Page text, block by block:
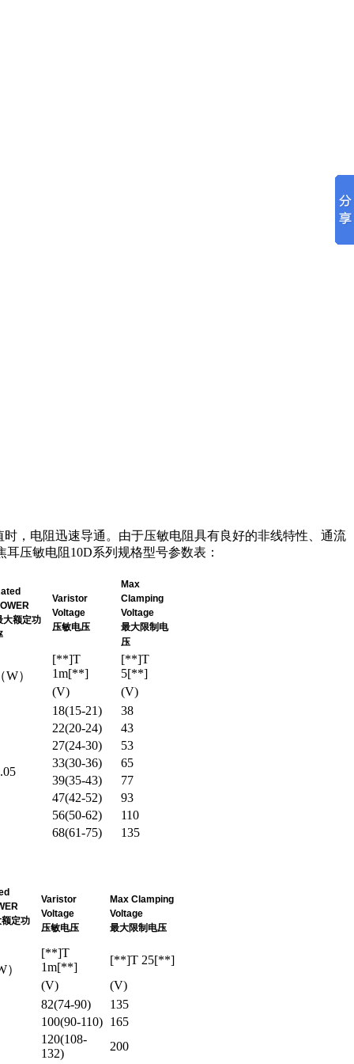
，电阻迅速导通。由于压敏电阻具有良好的非线特性、通流
压敏电阻10D系列规格型号参数表：
大额定功
Varistor
Voltage
压敏电压
Max
Clamping
Voltage
最大限制电
压
W）
[**]T
1m[**]
[**]T
5[**]
(V)
(V)
18(15-21)
38
22(20-24)
43
27(24-30)
53
33(30-36)
65
39(35-43)
77
47(42-52)
93
56(50-62)
110
68(61-75)
135
定功
Varistor
Voltage
压敏电压
Max Clamping
Voltage
最大限制电压
）
[**]T
1m[**]
[**]T 25[**]
(V)
(V)
82(74-90)
135
100(90-110)
165
120(108-
132)
200